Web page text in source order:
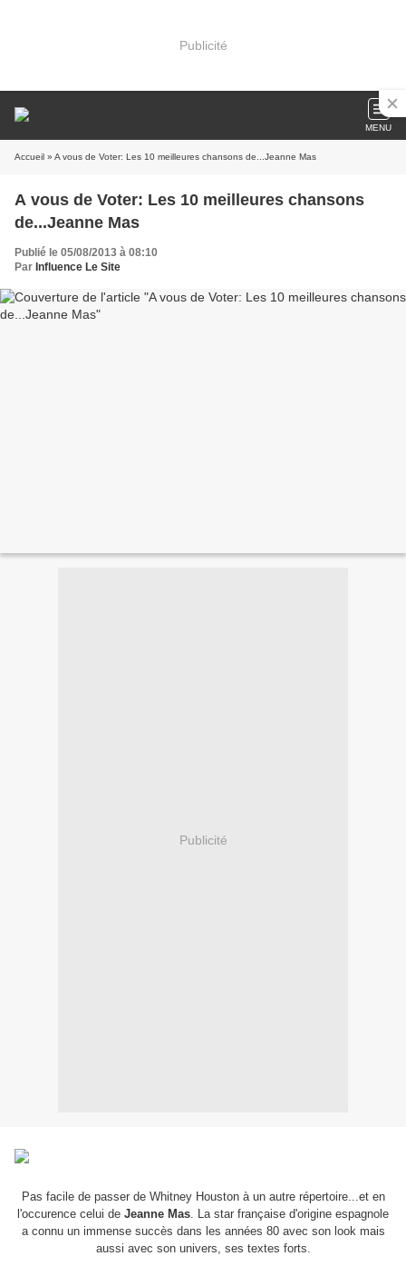
Publicité
MENU
Accueil » A vous de Voter: Les 10 meilleures chansons de...Jeanne Mas
A vous de Voter: Les 10 meilleures chansons
de...Jeanne Mas
Publié le 05/08/2013 à 08:10
Par Influence Le Site
Publicité
Pas facile de passer de Whitney Houston à un autre répertoire...et en
l'occurence celui de Jeanne Mas. La star française d'origine espagnole
a connu un immense succès dans les années 80 avec son look mais
aussi avec son univers, ses textes forts.